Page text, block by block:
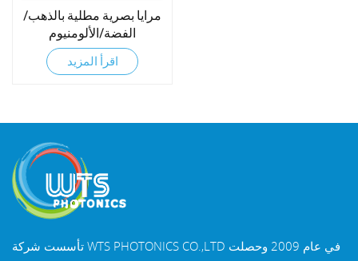
مرايا بصرية مطلية بالذهب/
الفضة/الألومنيوم
اقرأ المزيد
تأسست شركة WTS PHOTONICS CO.,LTD في عام 2009 وحصلت